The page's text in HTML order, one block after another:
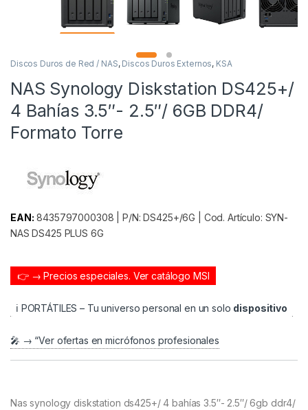
Discos Duros de Red / NAS, Discos Duros Externos, KSA
NAS Synology Diskstation DS425+/
4 Bahías 3.5″- 2.5″/ 6GB DDR4/
Formato Torre
EAN: 8435797000308 | P/N: DS425+/6G | Cod. Artículo: SYN-
NAS DS425 PLUS 6G
👉 → Precios especiales. Ver catálogo MSI
ℹ️ PORTÁTILES – Tu universo personal en un solo dispositivo
🎤 → “Ver ofertas en micrófonos profesionales
Nas synology diskstation ds425+/ 4 bahías 3.5″- 2.5″/ 6gb ddr4/